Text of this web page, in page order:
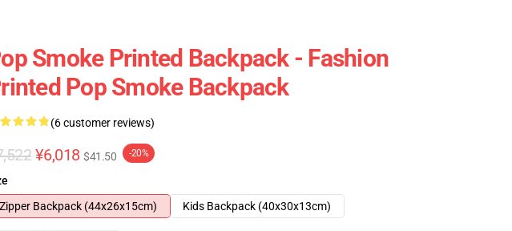
Smoke Printed Backpack - Fashion
Pop Smoke Backpack
(6 customer reviews)
¥6,018 $41.50 -20%
Zipper Backpack (44x26x15cm)
Kids Backpack (40x30x13cm)